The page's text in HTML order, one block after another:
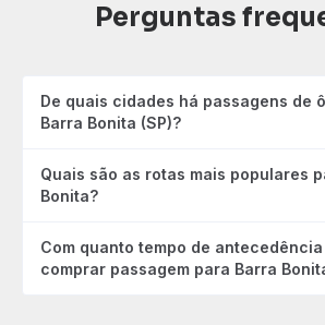
Perguntas
De quais cidades há passagens de
Barra Bonita (SP)?
Quais são as rotas mais populares
Bonita?
Com quanto tempo de
comprar passagem para Barra